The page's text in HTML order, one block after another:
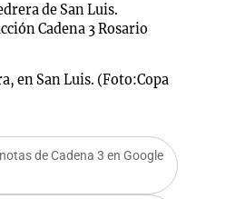
de San Luis.
Cadena 3 Rosario
en San Luis. (Foto:Copa
de Cadena 3 en Google